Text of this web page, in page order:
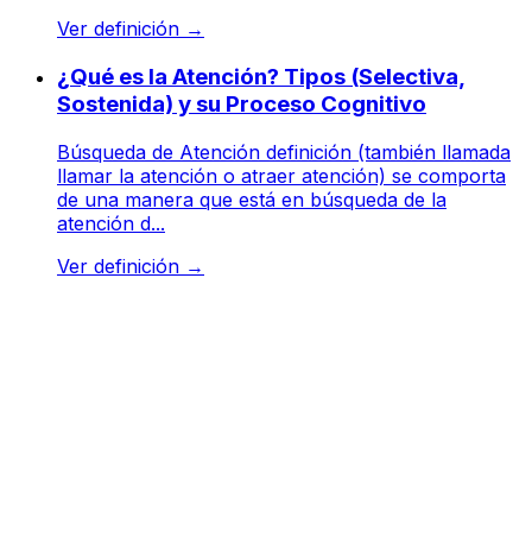
Ver definición →
¿Qué es la Atención? Tipos (Selectiva,
Sostenida) y su Proceso Cognitivo
Búsqueda de Atención definición (también llamada
llamar la atención o atraer atención) se comporta
de una manera que está en búsqueda de la
atención d...
Ver definición →